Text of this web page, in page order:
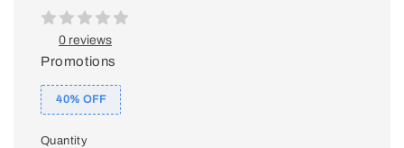
0 reviews
Promotions
40% OFF
Quantity